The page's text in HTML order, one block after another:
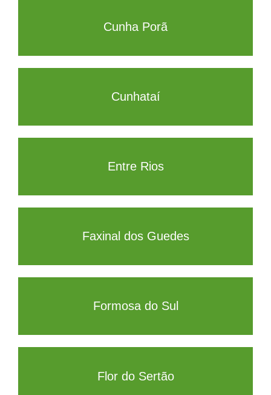
Cunha Porã
Cunhataí
Entre Rios
Faxinal dos Guedes
Formosa do Sul
Flor do Sertão